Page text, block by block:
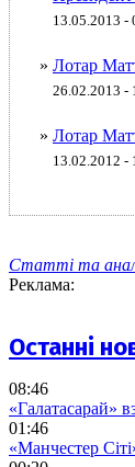
13.05.2013 -
» Лотар
26.02.2013 -
» Лотар
13.02.2012 -
Статті та
Реклама:
Останні
08:46
«Галатасарай»
01:46
«Манчестер